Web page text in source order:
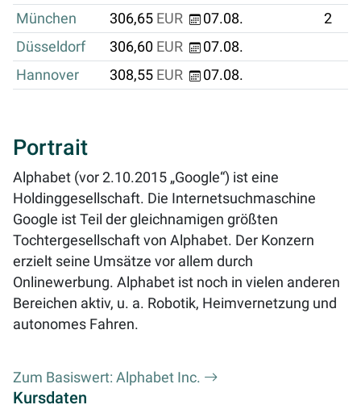
München
306,65 EUR 07.08.
2
Düsseldorf
306,60 EUR
07.08.
Hannover
308,55 EUR 07.08.
Portrait
Alphabet (vor 2.10.2015 „Google“) ist eine
Holdinggesellschaft. Die Internetsuchmaschine
Google ist Teil der gleichnamigen größten
Tochtergesellschaft von Alphabet. Der Konzern
erzielt seine Umsätze vor allem durch
Onlinewerbung. Alphabet ist noch in vielen anderen
Bereichen aktiv, u. a. Robotik, Heimvernetzung und
autonomes Fahren.
Zum Basiswert: Alphabet Inc.
Kursdaten